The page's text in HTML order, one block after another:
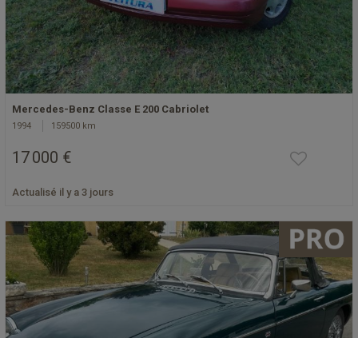
Mercedes-Benz Classe E 200 Cabriolet
1994 159500 km
17 000 €
Actualisé il y a 3 jours